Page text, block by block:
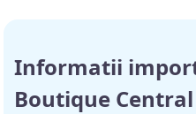
Informatii
Boutique